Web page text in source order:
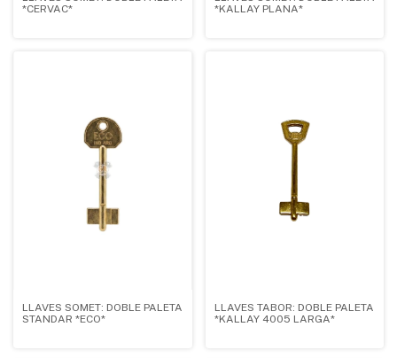
*CERVAC*
*KALLAY PLANA*
LLAVES SOMET: DOBLE PALETA
STANDAR *ECO*
LLAVES TABOR: DOBLE PALETA
*KALLAY 4005 LARGA*